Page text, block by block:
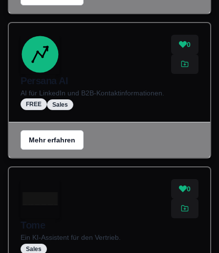
0
Persana AI
AI für LinkedIn und B2B-Kontaktinformationen.
FREE Sales
Mehr erfahren
0
Tome
Ein KI-Assistent für den Vertrieb.
Sales